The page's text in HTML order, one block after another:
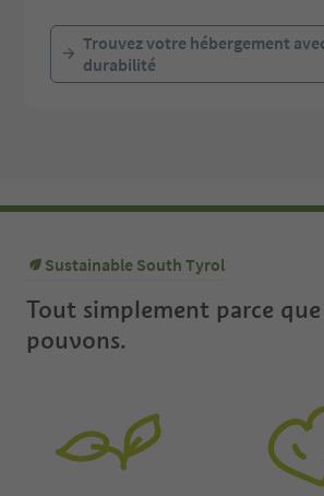
Trouvez votre hébergement
durabilité
Sustainable South Tyrol
Tout simplement parce
pouvons.